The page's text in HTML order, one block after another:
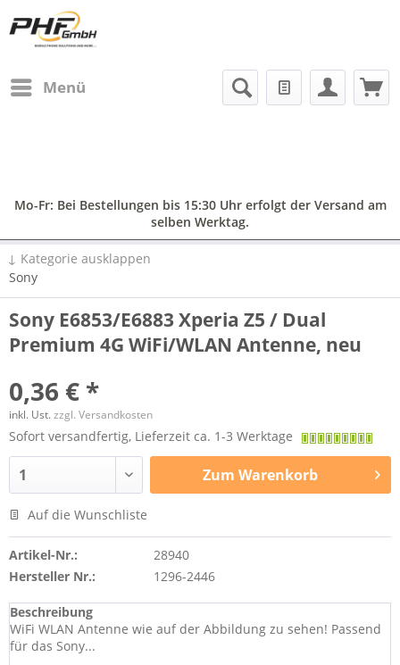
Menü
Mo-Fr: Bei Bestellungen bis 15:30 Uhr erfolgt der Versand am
selben Werktag.
↓ Kategorie ausklappen
Sony
Sony E6853/E6883 Xperia Z5 / Dual
Premium 4G WiFi/WLAN Antenne, neu
0,36 € *
inkl. Ust.zzgl. Versandkosten
Sofort versandfertig, Lieferzeit ca. 1-3 Werktage
Zum Warenkorb
Auf die Wunschliste
Artikel-Nr.:
28940
Hersteller Nr.:
1296-2446
Beschreibung
WiFi WLAN Antenne wie auf der Abbildung zu sehen! Passend
für das Sony...